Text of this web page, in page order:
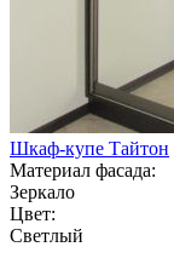
Шкаф-купе Тайтон
Материал фасада:
Зеркало
Цвет:
Светлый